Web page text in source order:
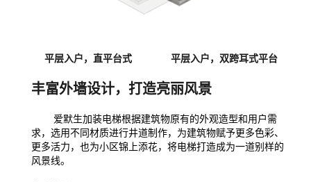
平层入户，直平台式 平层入户，双跨耳式平台
丰富外墙设计，打造亮丽风景
爱默生加装电梯根据建筑物原有的外观造型和用户需
求，选用不同材质进行井道制作，为建筑物赋予更多色彩、
更多活力，也为小区锦上添花，将电梯打造成为一道别样的
风景线。